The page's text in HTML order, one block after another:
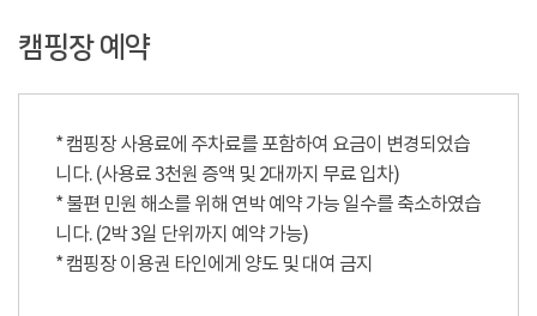
캠핑장 예약
* 캠핑장 사용료에 주차료를 포함하여 요금이 변경되었습
니다. (사용료 3천원 증액 및 2대까지 무료 입차)
* 불편 민원 해소를 위해 연박 예약 가능 일수를 축소하였습
니다. (2박 3일 단위까지 예약 가능)
* 캠핑장 이용권 타인에게 양도 및 대여 금지